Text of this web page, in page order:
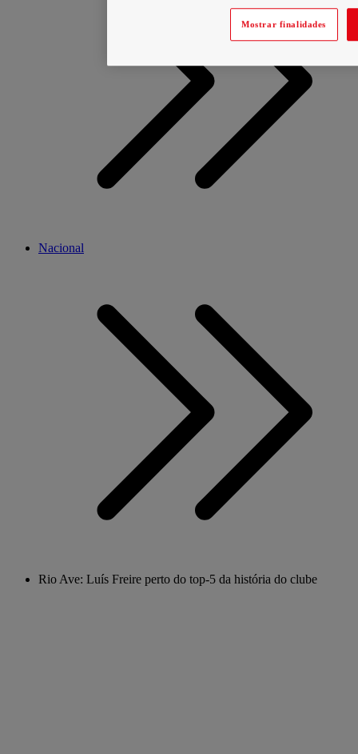
Nacional
Rio Ave: Luís Freire perto do top-5 da história do clube
Mostrar finalidades